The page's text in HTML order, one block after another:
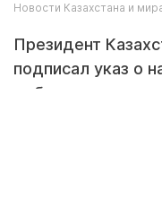
Новости Казахстана и
Президент
подписал указ о
выборов